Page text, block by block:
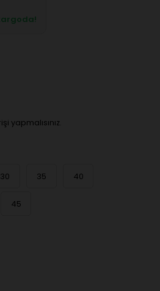
yapmalısınız.
30 35 40
45